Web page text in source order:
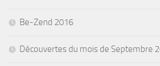
Be-Zend 2016
Découvertes du mois de Septembre